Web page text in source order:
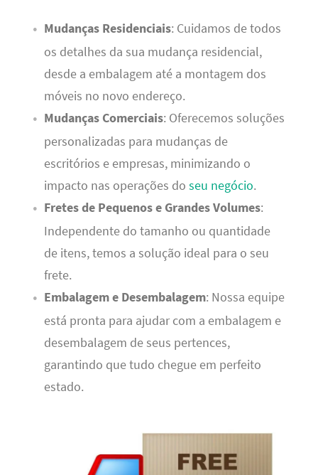
Mudanças Residenciais: Cuidamos de todos
os detalhes da sua mudança residencial,
desde a embalagem até a montagem dos
móveis no novo endereço.
Mudanças Comerciais: Oferecemos soluções
personalizadas para mudanças de
escritórios e empresas, minimizando o
impacto nas operações do seu negócio.
Fretes de Pequenos e Grandes Volumes:
Independente do tamanho ou quantidade
de itens, temos a solução ideal para o seu
frete.
Embalagem e Desembalagem: Nossa equipe
está pronta para ajudar com a embalagem e
desembalagem de seus pertences,
garantindo que tudo chegue em perfeito
estado.